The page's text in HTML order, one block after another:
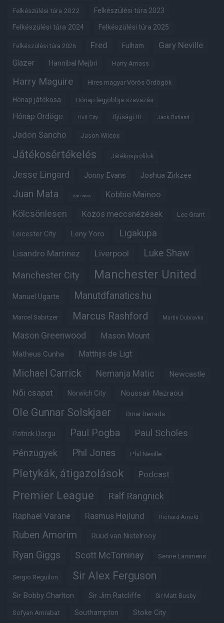
Felkészülési túra 2022 Felkészülési túra 2023
Felkészülési túra 2024 Felkészülési túra 2025
Felkészülési túra 2026 Fred Fulham Gary Neville
Glazer Hannibal Mejbri Harry Amass
Harry Maguire Híres magyar Vörös Ördögök
Hónap játékosa Hónap legjobbja szavazás
Hónap Ördöge Hull City Ifjúsági BL Jack Butland
Jadon Sancho Jason Wilcox
Játékosértékelés Játékosprofilok
Jesse Lingard Jonny Evans Joshua Zirkzee
Juan Mata Karl Darlow Kobbie Mainoo
Kölcsönlesen Közös meccsnézések Lee Grant
Leicester City Leny Yoro Ligakupa
Lisandro Martinez Liverpool Luke Shaw
Manchester City Manchester United
Manuel Ugarte Manutdfanatics.hu
Marcel Sabitzer Marcus Rashford Martin Dubravka
Mason Greenwood Mason Mount
Matheus Cunha Matthijs de Ligt
Michael Carrick Nemanja Matic Newcastle
Női csapat Norwich City Noussair Mazraoui
Ole Gunnar Solskjaer Omar Berrada
Patrick Dorgu Paul Pogba Paul Scholes
Pénzügyek Phil Jones Phil Neville
Pletykák, átigazolások Podcast
Premier League Ralf Rangnick
Raphaël Varane Rasmus Højlund Richard Arnold
Ruben Amorim Ruud van Nistelrooy
Ryan Giggs Scott McTominay Senne Lammens
Sergio Reguilon Sir Alex Ferguson
Sir Bobby Charlton Sir Jim Ratcliffe Sir Matt Busby
Sofyan Amrabat Southampton Stoke City